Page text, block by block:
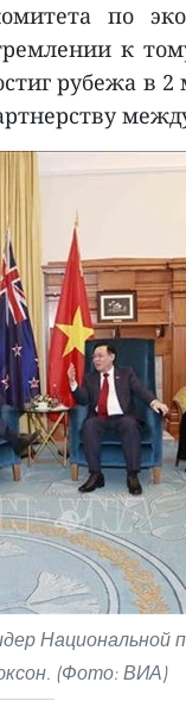
по
к
рубежа в
Национальной
(Фото: ВИА)